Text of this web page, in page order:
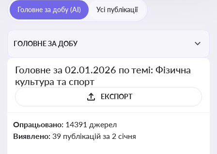
потенціалу, соціального захисту та ефективної
реалізації державної політики у цій галузі
Головне за добу (AI) Усі публікації
ГОЛОВНЕ ЗА ДОБУ
Головне за 02.01.2026 по темі: Фізична
культура та спорт
ЕКСПОРТ
Опрацьовано: 14391 джерел
Виявлено: 39 публікацій за 2 січня